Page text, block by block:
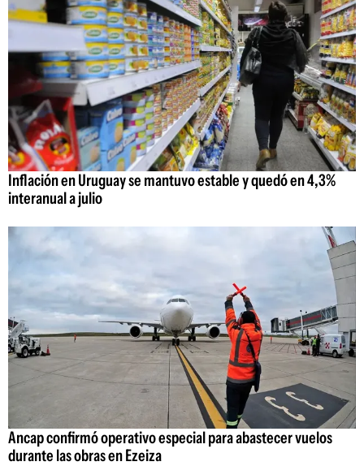
Inflación en Uruguay se mantuvo estable y quedó en 4,3%
interanual a julio
Ancap confirmó operativo especial para abastecer vuelos
durante las obras en Ezeiza